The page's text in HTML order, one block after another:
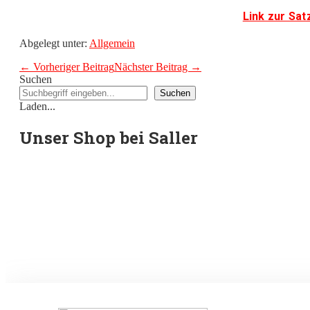
Link zur
Abgelegt unter: Allgemein
Beitragsnavigation
← Vorheriger BeitragNächster Beitrag →
Suchen
Suchen
Laden...
Unser Shop bei Saller